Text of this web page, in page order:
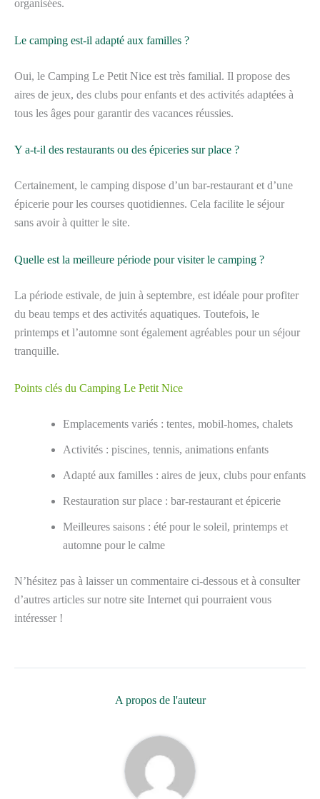
organisées.
Le camping est-il adapté aux familles ?
Oui, le Camping Le Petit Nice est très familial. Il propose des
aires de jeux, des clubs pour enfants et des activités adaptées à
tous les âges pour garantir des vacances réussies.
Y a-t-il des restaurants ou des épiceries sur place ?
Certainement, le camping dispose d’un bar-restaurant et d’une
épicerie pour les courses quotidiennes. Cela facilite le séjour
sans avoir à quitter le site.
Quelle est la meilleure période pour visiter le camping ?
La période estivale, de juin à septembre, est idéale pour profiter
du beau temps et des activités aquatiques. Toutefois, le
printemps et l’automne sont également agréables pour un séjour
tranquille.
Points clés du Camping Le Petit Nice
Emplacements variés : tentes, mobil-homes, chalets
Activités : piscines, tennis, animations enfants
Adapté aux familles : aires de jeux, clubs pour enfants
Restauration sur place : bar-restaurant et épicerie
Meilleures saisons : été pour le soleil, printemps et
automne pour le calme
N’hésitez pas à laisser un commentaire ci-dessous et à consulter
d’autres articles sur notre site Internet qui pourraient vous
intéresser !
A propos de l'auteur